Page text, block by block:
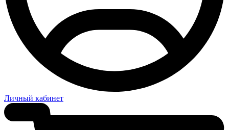
Личный кабинет